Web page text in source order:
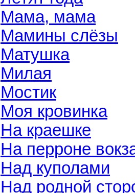
Мама, мама
Мамины слёзы
Матушка
Милая
Мостик
Моя кровинка
На краешке
На перроне
Над куполами
Над родной